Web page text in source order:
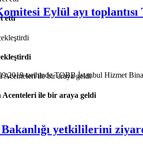
etti
ile bir araya geldi
Eylül ayı
tarihinde TOBB İstanbul Hizmet
yetkililerini